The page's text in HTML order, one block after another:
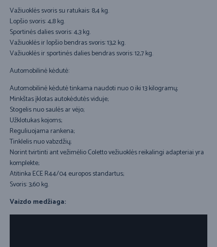
Važiuoklės svoris su ratukais: 8,4 kg.
Lopšio svoris: 4,8 kg.
Sportinės dalies svoris: 4,3 kg.
Važiuoklės ir lopšio bendras svoris: 13,2 kg.
Važiuoklės ir sportinės dalies bendras svoris: 12,7 kg.
Automobilinė kėdutė:
Automobilinė kėdutė tinkama naudoti nuo 0 iki 13 kilogramų;
Minkštas įklotas autokėdutės viduje;
Stogelis nuo saulės ar vėjo;
Užklotukas kojoms;
Reguliuojama rankena;
Tinklelis nuo vabzdžių;
Norint tvirtinti ant vežimėlio Coletto vežiuoklės reikalingi adapteriai yra
komplekte;
Atitinka ECE R44/04 europos standartus;
Svoris: 3,60 kg.
Vaizdo medžiaga: